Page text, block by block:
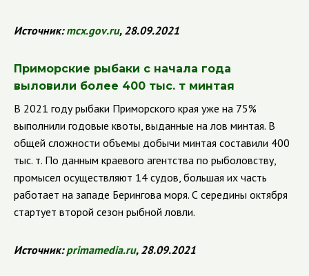
Источник:mcx.gov.ru, 28.09.2021
Приморские рыбаки с начала года
выловили более 400 тыс. т минтая
В 2021 году рыбаки Приморского края уже на 75%
выполнили годовые квоты, выданные на лов минтая. В
общей сложности объемы добычи минтая составили 400
тыс. т. По данным краевого агентства по рыболовству,
промысел осуществляют 14 судов, большая их часть
работает на западе Берингова моря. С середины октября
стартует второй сезон рыбной ловли.
Источник:primamedia.ru, 28.09.2021